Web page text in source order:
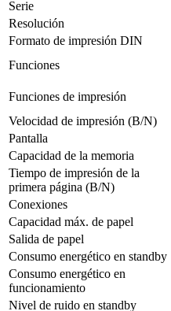
Serie
Resolución
Formato de impresión DIN
Funciones
Funciones de impresión
Velocidad de impresión (B/N)
Pantalla
Capacidad de la memoria
Tiempo de impresión de la
primera página (B/N)
Conexiones
Capacidad máx. de papel
Salida de papel
Consumo energético en standby
Consumo energético en
funcionamiento
Nivel de ruido en standby